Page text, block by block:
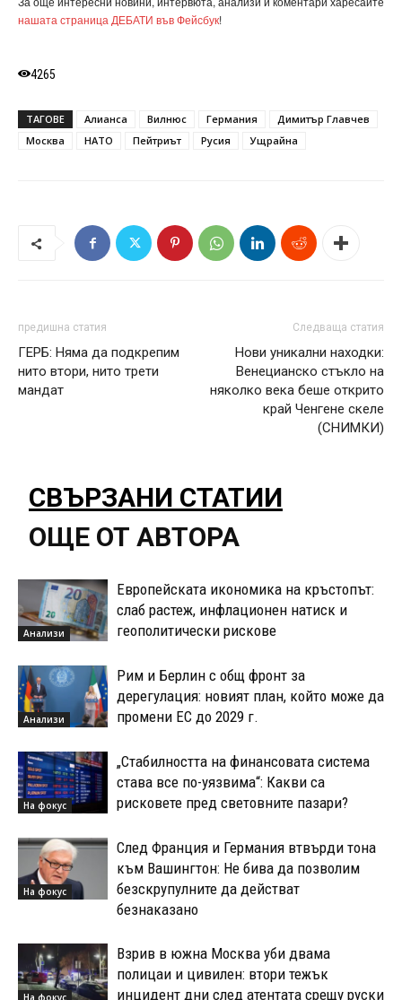
нашата страница ДЕБАТИ във Фейсбук!
4265
ТАГОВЕ Алианса Вилнюс Германия
Димитър Главчев
Москва
НАТО Пейтриът Русия Ущрайна
предишна статия
ГЕРБ: Няма да подкрепим
нито втори, нито трети
мандат
Следваща статия
Нови уникални находки:
Венецианско стъкло на
няколко века беше открито
край Ченгене скеле
(СНИМКИ)
СВЪРЗАНИ СТАТИИ
ОЩЕ ОТ АВТОРА
Анализи
Европейската икономика на кръстопът:
слаб растеж, инфлационен натиск и
геополитически рискове
Анализи
Рим и Берлин с общ фронт за
дерегулация: новият план, който може да
промени ЕС до 2029 г.
На фокус
„Стабилността на финансовата система
става все по-уязвима“: Какви са
рисковете пред световните пазари?
На фокус
След Франция и Германия втвърди тона
към Вашингтон: Не бива да позволим
безскрупулните да действат
безнаказано
На фокус
Взрив в южна Москва уби двама
полицаи и цивилен: втори тежък
инцидент дни след атентата срещу руски